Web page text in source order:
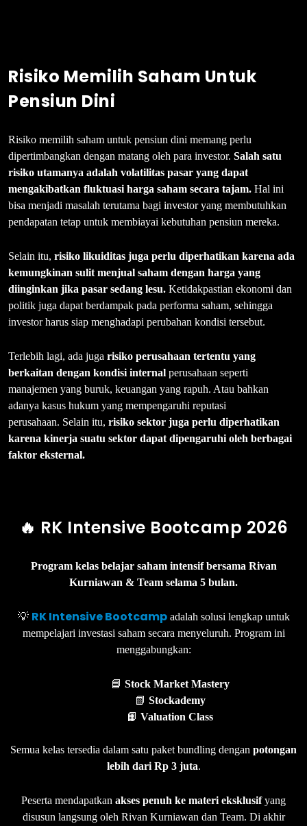
Risiko Memilih Saham Untuk
Pensiun Dini
Risiko memilih saham untuk pensiun dini memang perlu
dipertimbangkan dengan matang oleh para investor. Salah satu
risiko utamanya adalah volatilitas pasar yang dapat
mengakibatkan fluktuasi harga saham secara tajam. Hal ini
bisa menjadi masalah terutama bagi investor yang membutuhkan
pendapatan tetap untuk membiayai kebutuhan pensiun mereka.
Selain itu, risiko likuiditas juga perlu diperhatikan karena ada
kemungkinan sulit menjual saham dengan harga yang
diinginkan jika pasar sedang lesu. Ketidakpastian ekonomi dan
politik juga dapat berdampak pada performa saham, sehingga
investor harus siap menghadapi perubahan kondisi tersebut.
Terlebih lagi, ada juga risiko perusahaan tertentu yang
berkaitan dengan kondisi internal perusahaan seperti
manajemen yang buruk, keuangan yang rapuh. Atau bahkan
adanya kasus hukum yang mempengaruhi reputasi
perusahaan. Selain itu, risiko sektor juga perlu diperhatikan
karena kinerja suatu sektor dapat dipengaruhi oleh berbagai
faktor eksternal.
🔥 RK Intensive Bootcamp 2026
Program kelas belajar saham intensif bersama Rivan
Kurniawan & Team selama 5 bulan.
💡 RK Intensive Bootcamp adalah solusi lengkap untuk
mempelajari investasi saham secara menyeluruh. Program ini
menggabungkan:
📘 Stock Market Mastery
📗 Stockademy
📙 Valuation Class
Semua kelas tersedia dalam satu paket bundling dengan potongan
lebih dari Rp 3 juta.
Peserta mendapatkan akses penuh ke materi eksklusifyang
disusun langsung oleh Rivan Kurniawan dan Team. Di akhir